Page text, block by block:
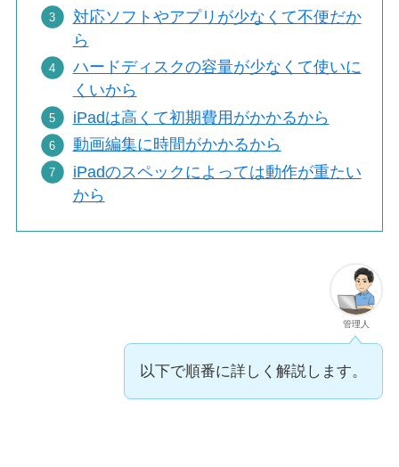
対応ソフトやアプリが少なくて不便だか
ら
ハードディスクの容量が少なくて使いに
くいから
iPadは高くて初期費用がかかるから
動画編集に時間がかかるから
iPadのスペックによっては動作が重たい
から
管理人
以下で順番に詳しく解説します。